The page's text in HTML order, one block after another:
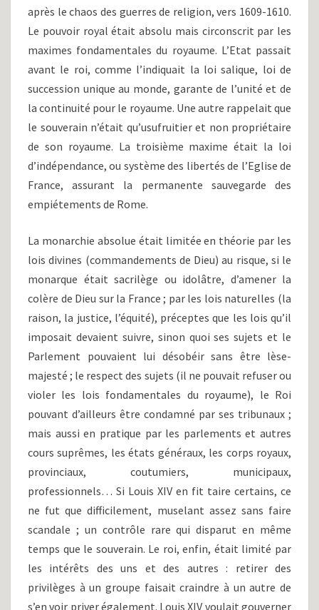
après le chaos des guerres de religion, vers 1609-1610.
Le pouvoir royal était absolu mais circonscrit par les
maximes fondamentales du royaume. L’Etat passait
avant le roi, comme l’indiquait la loi salique, loi de
succession unique au monde, garante de l’unité et de
la continuité pour le royaume. Une autre rappelait que
le souverain n’était qu’usufruitier et non propriétaire
de son royaume. La troisième maxime était la loi
d’indépendance, ou système des libertés de l’Eglise de
France, assurant la permanente sauvegarde des
empiétements de Rome.
La monarchie absolue était limitée en théorie par les
lois divines (commandements de Dieu) au risque, si le
monarque était sacrilège ou idolâtre, d’amener la
colère de Dieu sur la France ; par les lois naturelles (la
raison, la justice, l’équité), préceptes que les lois qu’il
imposait devaient suivre, sinon quoi ses sujets et le
Parlement pouvaient lui désobéir sans être lèse-
majesté ; le respect des sujets (il ne pouvait refuser ou
violer les lois fondamentales du royaume), le Roi
pouvant d’ailleurs être condamné par ses tribunaux ;
mais aussi en pratique par les parlements et autres
cours suprêmes, les états généraux, les corps royaux,
provinciaux, coutumiers, municipaux,
professionnels… Si Louis XIV en fit taire certains, ce
ne fut que difficilement, muselant assez sans faire
scandale ; un contrôle rare qui disparut en même
temps que le souverain. Le roi, enfin, était limité par
les intérêts des uns et des autres : retirer des
privilèges à un groupe faisait craindre à un autre de
s’en voir priver également. Louis XIV voulait gouverner